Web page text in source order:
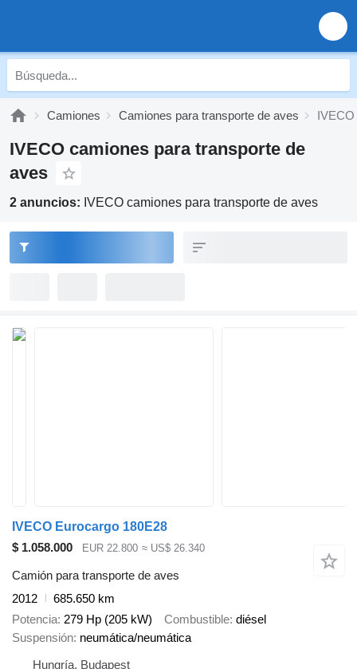
Camiones Camiones para transporte de aves
IVECO camiones para transporte de
aves
2 anuncios: IVECO camiones para transporte de aves
IVECO Eurocargo 180E28
$ 1.058.000
EUR 22.800 ≈ US$ 26.340
Camión para transporte de aves
2012
685.650 km
Potencia 279 Hp (205 kW) Combustible diésel
Suspensión neumática/neumática
Hungría, Budapest